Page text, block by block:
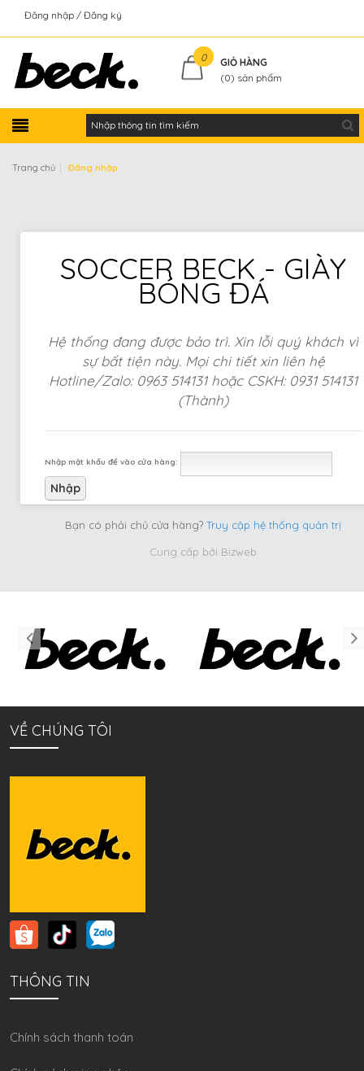
Đăng nhập Đăng ký
0
GIỎ HÀNG
(0) sản phẩm
Trang chủ Đăng nhập
SOCCER BECK - GIÀY
BÓNG ĐÁ
Hệ thống đang được bảo trì. Xin lỗi quý khách vì
sự bất tiện này. Mọi chi tiết xin liên hệ
Hotline/Zalo: 0963 514131 hoặc CSKH: 0931 514131
(Thành)
Nhập mật khẩu để vào cửa hàng:
Bạn có phải chủ cửa hàng? Truy cập hệ thống quản trị
Cung cấp bởi Bizweb
VỀ CHÚNG TÔI
THÔNG TIN
Chính sách thanh toán